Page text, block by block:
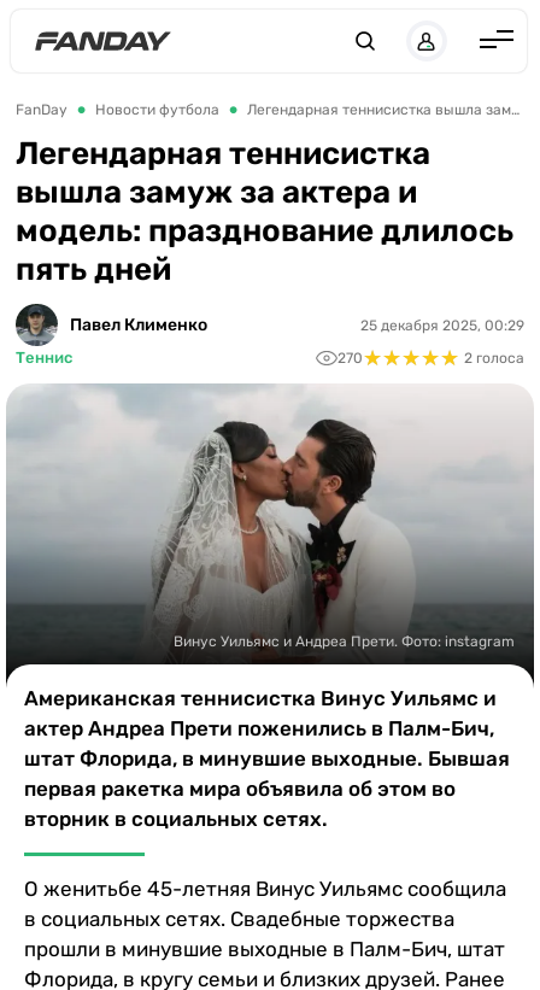
Испания
Германия
Италия
Украина
ЛЧ
ЧЕ-2028
Букмекеры
Казино
FanDay Новости футбола Легендарная теннисистка вышла замуж за актера и модель: празднование длилось пять дней
Легендарная теннисистка
вышла замуж за актера и
модель: празднование длилось
пять дней
Павел Клименко
Теннис
25 декабря 2025, 00:29
270★★★★★
★★★★★ 2 голоса
Винус Уильямс и Андреа Прети. Фото: instagram
Американская теннисистка Винус Уильямс и
актер Андреа Прети поженились в Палм-Бич,
штат Флорида, в минувшие выходные. Бывшая
первая ракетка мира объявила об этом во
вторник в социальных сетях.
О женитьбе 45-летняя Винус Уильямс сообщила
в социальных сетях. Свадебные торжества
прошли в минувшие выходные в Палм-Бич, штат
Флорида, в кругу семьи и близких друзей. Ранее